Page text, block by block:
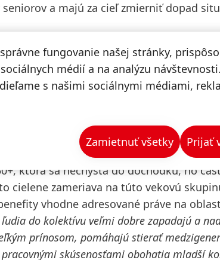
a majú za cieľ zmierniť dopad
každodenný život seniorov aj ďalším
ktorí pravidelne dedikujú
V rámci dobrovoľníckych aktivít
besedy či tvorivé dielne.
walkingu, spoznali Maroko či Turecko a
ozdobenie textilné tašky.
ktorá sa nechystá do dôchodku, no
cielene zameriava na túto vekovú
vhodne adresované práve na
do kolektívu veľmi dobre zapadajú a
prínosom, pomáhajú stierať
skúsenosťami obohatia mladší
fungovanie našej stránky,
médií a na analýzu
s našimi sociálnymi médiami,
Zamietnuť všetky Prijať